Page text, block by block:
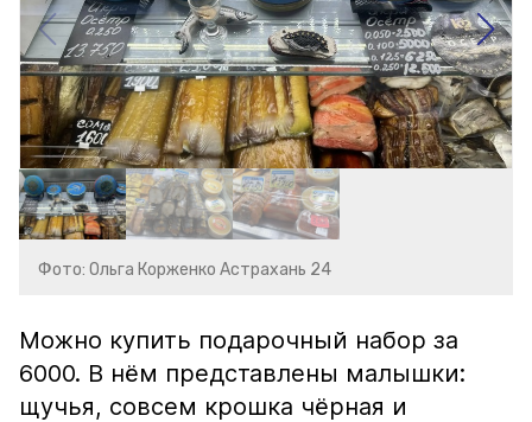
Фото: Ольга Корженко Астрахань 24
Можно купить подарочный набор за
6000. В нём представлены малышки:
щучья, совсем крошка чёрная и